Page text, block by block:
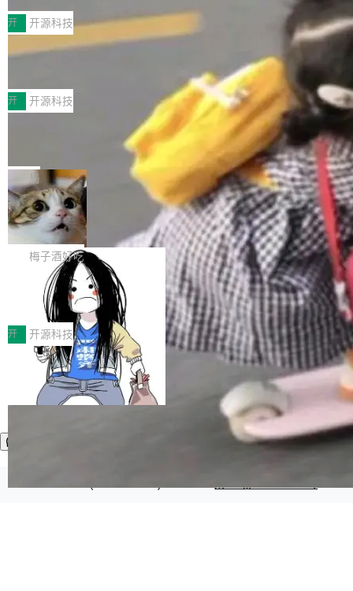
MPComm将作为一种传输引擎接入Mooncake T
ENT，实现零拷贝传输性能提升30%、非零拷贝
传输性能最高提升5倍。UCL-MPComm底层基
于自研UCL-Engine通信引擎，后续腾讯网平将
持续开源更多基于UCL-Engine的高性能通信组
件。 腾讯网平团队在UCL-MPComm中实现了一
个独立于业务线程的全局通信引擎（Engine），
型案例入选名单》，深信服“面向企业研发场景的
开源 AI 编程平台 CoStrict 应用”凭借卓越的技术
创新与落地成效成功入选。 全链路私有化部署，
助力企业AI研发安全落地 当前，越来越多企业已
经开始引入 AI Coding 工具，通过调用公有云模
型或企业内部部署模型提升研发效率。但随着 AI
Coding 从个人辅助工具逐步走向团队级、组织
级应用，企业在规模化落地过程中，对安全性、
可控性和代码质量提出了更高要求。 首先是数据
安全与合规要求。对于大多数普通研发场景，公
有云模型能够满足快速试用和效率提升的需求。
但对于金融、能源、医疗等对数据安全要求较...
开 开源科技
深信服AI算力网关入选工信部人工智能
前不久，工业和信息化部正式发布《2025年人工
智能应用典型案例名单》，集中展示人工智能在
各领域的应用成果，覆盖技术底座、行业赋能、
产品应用、支撑保障、专题等五大方向。深信服
AI算力网关（AI创新平台）成功入选！ 随着各行
各业的Agent走向规模化建设，算力构成形态逐
渐丰富，用户关注的重点也在发生变化：不只是
让AI用起来，还要进一步看清混合算力时代下，
Token花在哪里、算力是否被充分利用，以及持
续增长的AI成本该如何优化。 深信服AI算力网关
正是围绕这些实际问题，从Token治理和成本治
理两个方面，让用户的每一份算力都看得清、管
得住、用得稳、省得下、更安全！ 一、从现在开
始，Token使用一目...
开 开源科技
Jeff Dean 离开 Google：一个时代的结
束，一个实验室的开始
Google 员工编号 20。MapReduce 作者之一。
Bigtable 作者之一。TensorFlow 的作者之一。
Gemini 的架构师。Google 首席科学家。 Jeff D
ean 在 Google 工作了 27 年后，宣布离职。 他
不是一个人走。一同离开的还有 Sanjay Ghema
wat（Google 员工编号 23，Jeff Dean 二十多
年的编程搭档，MapReduce 和 Bigtable 的共同
作者）、Quoc Le（Google 大脑核心成员，Se
q2Seq 和 DocAI 的共同发明人）以及 Oriol Vin
yals（Gemini 联合负责人，AlphaSta...
局
🔥 SolonCode v2026.8.4 发布：界面
字体可调、22 种语言、记忆搜索增强
打开终端就能上岗的全中文编码智能体，这一轮
把「看得清、用母语、记得住」三件事一次补
齐。 SolonCode 是什么 SolonCode 是杭州无
耳科技研发的企业级终端编码智能体——一位全
中文驱动的数字员工，自主理解需求、规划步
骤、编写代码。不挑模型、不挑平台，curl 一行
装完即用。 开源地址：Gitee · GitCode · GitHu
b 安装 支持 Java 8+（8~26）、macOS / Linu
x / Windows / Harmony PC。 # macOS / Linu
x / Harmony PC curl -fsSL https://solon.noea
梅子酒好吃
让“代码语义理解”深度释放AI Coding
价值潜能：华为云码道（CodeArts）
代码仓技术解析
一、代码仓深度理解技术的作用与价值 在软件工
程实践中，代码仓是企业核心知识资产的主要载
体。企业级代码仓库通常包含数十万乃至数百万
个文件，其规模远超单次模型调用可承载的上下
文窗口。随着项目规模的持续扩张与代码历史的
不断累积，代码仓中的模块关系、接口契约、业
务逻辑等关键信息往往分散于数十乃至数百个文
件之中，形成高度复杂的知识关联网络。传统的
开 开源科技